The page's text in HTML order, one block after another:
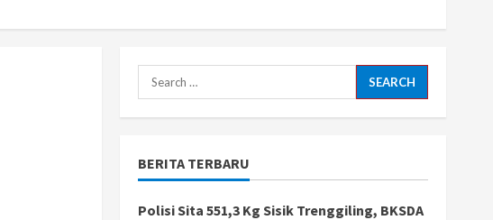
Search
for:
BERITA TERBARU
Polisi Sita 551,3 Kg Sisik Trenggiling, BKSDA